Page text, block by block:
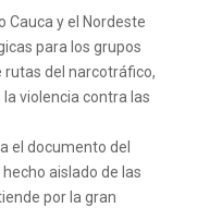
Cauca y el Nordeste
para los grupos
rutas del narcotráfico,
la violencia contra las
el documento del
hecho aislado de las
por la gran